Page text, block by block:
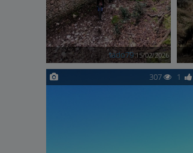
tado79 15/02/2026
307 1